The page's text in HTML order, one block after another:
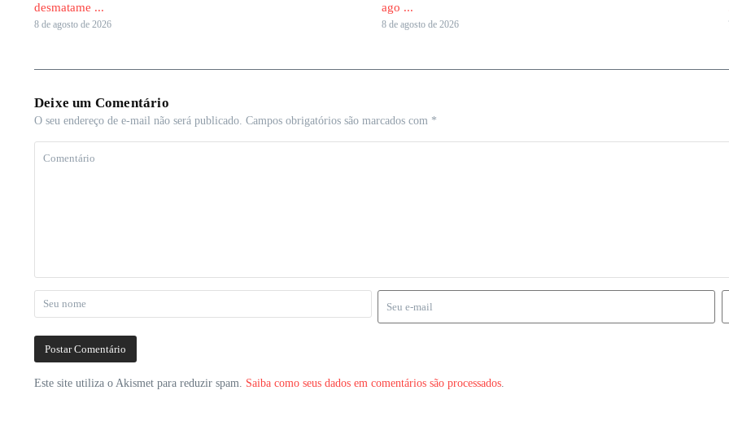
desmatame ...
8 de agosto de 2026
ago ...
8 de agosto de 2026
Deixe um Comentário
O seu endereço de e-mail não será publicado. Campos obrigatórios são marcados com *
Este site utiliza o Akismet para reduzir spam. Saiba como seus dados em comentários são processados.